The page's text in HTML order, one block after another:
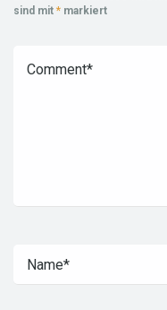
sind mit * markiert